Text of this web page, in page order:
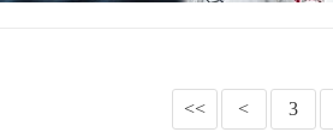
<< < 3